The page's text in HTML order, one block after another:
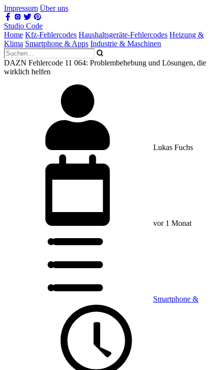
Impressum Über uns
Studio Code
Home Kfz-Fehlercodes Haushaltsgeräte-Fehlercodes Heizung &
Klima Smartphone & Apps Industrie & Maschinen
DAZN Fehlercode 11 064: Problembehebung und Lösungen, die
wirklich helfen
Lukas Fuchs
vor 1 Monat
Smartphone &